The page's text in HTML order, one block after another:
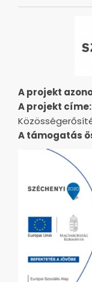
A projekt
A projekt címe:
A támogatás